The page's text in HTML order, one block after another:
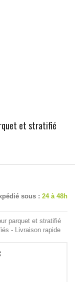
et stratifié
sous : 24 à 48h
parquet et stratifié
- Livraison rapide